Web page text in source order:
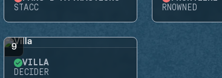
STACC
RNOWNED
9
VILLA
DECIDER